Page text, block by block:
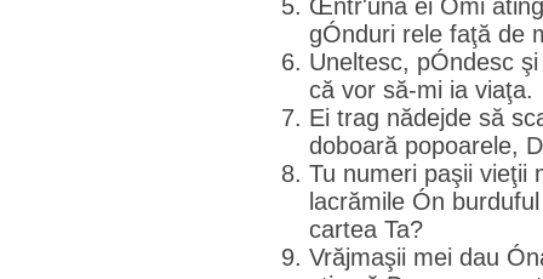
Œntr'una ei Ómi
gÓnduri rele faţă de
Uneltesc, pÓndesc
că vor să-mi ia viaţa.
Ei trag nădejde să
doboară popoarele,
Tu numeri paşii vieţii
lacrămile Ón
cartea Ta?
Vrăjmaşii mei dau